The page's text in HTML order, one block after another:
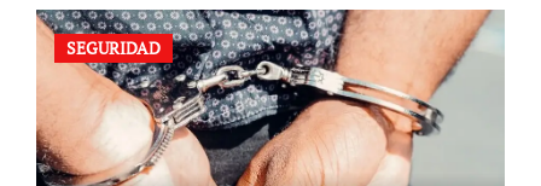
SEGURIDAD